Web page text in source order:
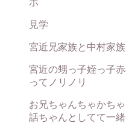
見学
宮近兄家族と中村家族
宮近の甥っ子姪っ子
ってノリノリ
お兄ちゃんちゃかち
話ちゃんとしてて一